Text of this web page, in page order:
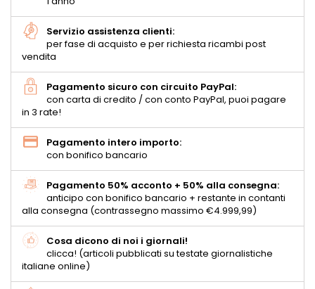
Servizio assistenza clienti:
per fase di acquisto e per richiesta ricambi post
vendita
Pagamento sicuro con circuito PayPal:
con carta di credito / con conto PayPal, puoi pagare
in 3 rate!
Pagamento intero importo:
con bonifico bancario
Pagamento 50% acconto + 50% alla consegna:
anticipo con bonifico bancario + restante in contanti
alla consegna (contrassegno massimo €4.999,99)
Cosa dicono di noi i giornali!
clicca! (articoli pubblicati su testate giornalistiche
italiane online)